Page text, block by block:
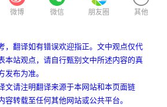
微博 微信 朋友圈 其他
，翻译如有错误欢迎指正。文中观点仅代
本站观点，请自行甄别文中所述内容的真
发布为准。
文请注明翻译来源于本网站和本页面链
容转载至任何其他网站或公共平台。